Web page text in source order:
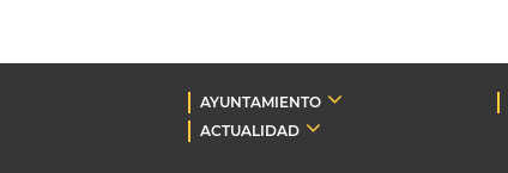
AYUNTAMIENTO
ACTUALIDAD